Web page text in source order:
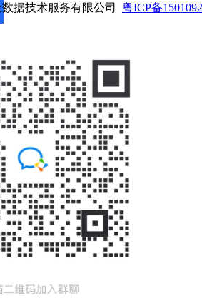
据技术服务有限公司 粤ICP备